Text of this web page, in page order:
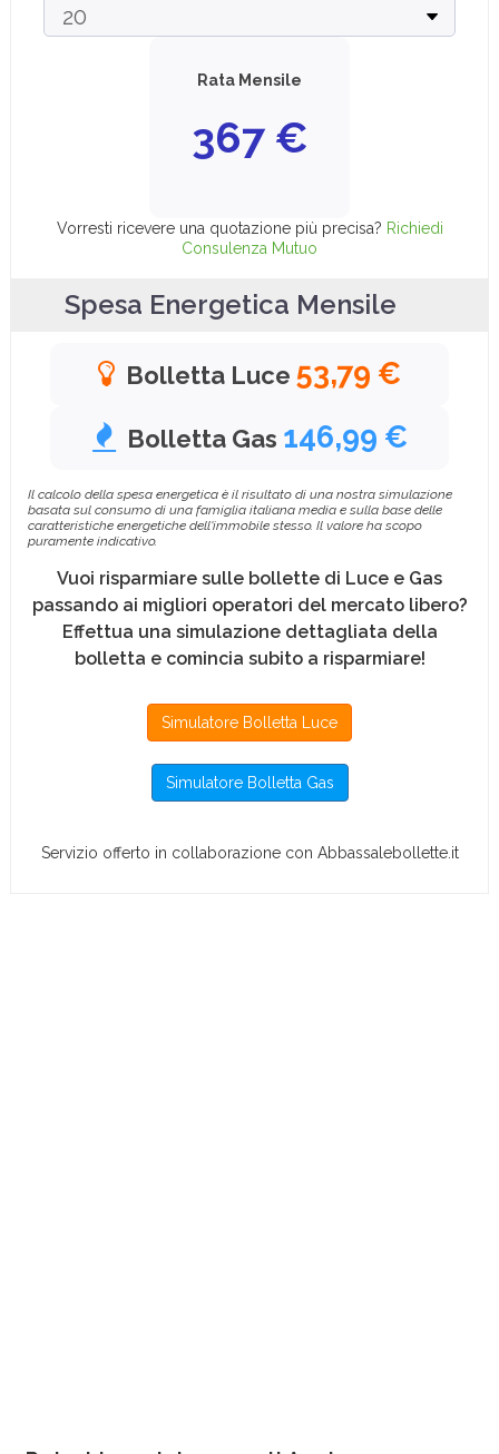
Rata Mensile
367€
Vorresti ricevere una quotazione più precisa? Richiedi
Consulenza Mutuo
Spesa Energetica Mensile
Bolletta Luce 53,79 €
Bolletta Gas 146,99 €
Il calcolo della spesa energetica è il risultato di una nostra simulazione
basata sul consumo di una famiglia italiana media e sulla base delle
caratteristiche energetiche dell'immobile stesso. Il valore ha scopo
puramente indicativo.
Vuoi risparmiare sulle bollette di Luce e Gas
passando ai migliori operatori del mercato libero?
Effettua una simulazione dettagliata della
bolletta e comincia subito a risparmiare!
Simulatore Bolletta Luce
Simulatore Bolletta Gas
Servizio offerto in collaborazione con Abbassalebollette.it